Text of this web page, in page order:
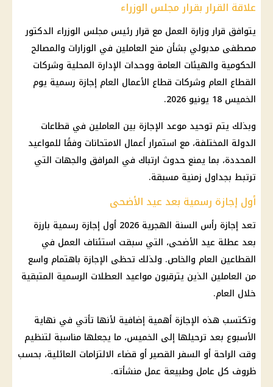
علاقة القرار بقرار مجلس الوزراء
يتوافق قراروزارة العمل مع قراررئيس مجلس الوزراء الدكتور
مصطفى مدبولي بشأن منح العاملين في الوزارات والمصالح
الحكومية والهيئات العامة ووحدات الإدارة المحلية وشركات
القطاع العام وشركات قطاع الأعمال العام إجازة رسمية يوم
الخميس 18 يونيو 2026.
وبذلك يتم توحيد موعد الإجازة بين العاملين في قطاعات
الدولة المختلفة، مع استمرار أعمال الامتحانات وفقًا للمواعيد
المحددة، بما يمنع حدوث ارتباك في المرافق والجهات التي
ترتبط بجداول زمنية مسبقة.
أول إجازة رسمية بعد عيد الأضحى
تعد إجازة رأس السنة الهجرية 2026
أول إجازة رسمية بارزة
بعد عطلة عيد الأضحى، التي سبقت استئناف العمل في
القطاعين العام والخاص. ولذلك تحظى الإجازة باهتمام واسع
من العاملين الذين يترقبون مواعيد العطلات الرسمية المتبقية
خلال العام.
وتكتسب هذه الإجازة أهمية إضافية لأنها تأتي في نهاية
الأسبوع بعد ترحيلها إلى الخميس، ما يجعلها مناسبة لتنظيم
وقت الراحة أو السفر القصير أو قضاء الالتزامات العائلية، بحسب
ظروف كل عامل وطبيعة عمل منشأته.